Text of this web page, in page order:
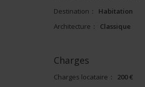
Destination :
Habitation
Architecture : Classique
Charges
Charges locataire :
200 €